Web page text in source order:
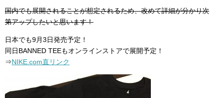
国内でも展開されることが想定されるため、改めて詳細が分かり次
第アップしたいと思います！
日本でも9月3日発売予定！
同日BANNED TEEもオンラインストアで展開予定！
⇒NIKE.com直リンク